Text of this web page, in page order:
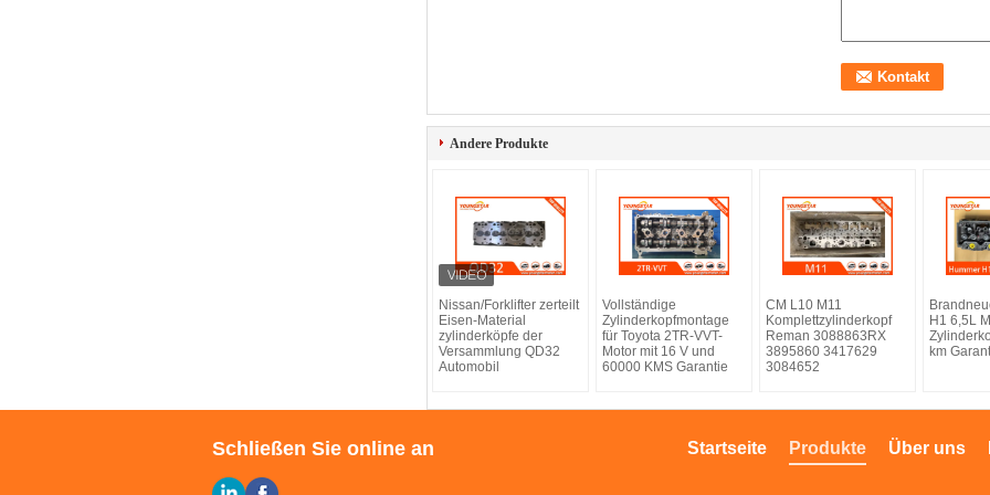
Andere Produkte
Nissan/Forklifter zerteilt
Eisen-Material
zylinderköpfe der
Versammlung QD32
Automobil
Vollständige
Zylinderkopfmontage
für Toyota 2TR-VVT-
Motor mit 16 V und
60000 KMS Garantie
CM L10 M11
Komplettzylinderkopf
Reman 3088863RX
3895860 3417629
3084652
H1 6,5L
km
Schließen Sie online an Über uns
Produkte
Startseite